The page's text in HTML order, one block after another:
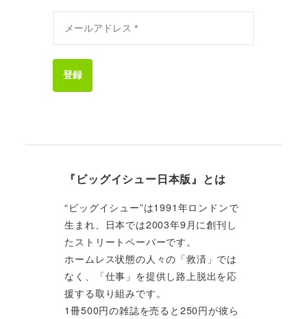
登録
『ビッグイシュー日本版』とは
“ビッグイシュー”は1991年ロンドンで
生まれ、日本では2003年9月に創刊し
たストリートペーパーです。
ホームレス状態の人々の「救済」では
なく、「仕事」を提供し路上脱出を応
援する取り組みです。
1冊500円の雑誌を売ると250円が彼ら